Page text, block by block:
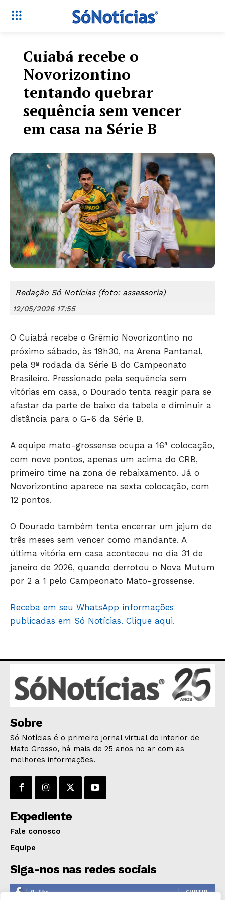
Só Notícias
HOME
POLÍTICA
ESPORTES
OPINIÃO
GERAL
ÚLTIMAS NOTÍCIAS
Cuiabá recebe o
Novorizontino
tentando quebrar
sequência sem vencer
em casa na Série B
Redação Só Notícias (foto: assessoria)
12/05/2026 17:55
O Cuiabá recebe o Grêmio Novorizontino no
próximo sábado, às 19h30, na Arena Pantanal,
pela 9ª rodada da Série B do Campeonato
Brasileiro. Pressionado pela sequência sem
vitórias em casa, o Dourado tenta reagir para se
afastar da parte de baixo da tabela e diminuir a
distância para o G-6 da Série B.
A equipe mato-grossense ocupa a 16ª colocação,
com nove pontos, apenas um acima do CRB,
primeiro time na zona de rebaixamento. Já o
Novorizontino aparece na sexta colocação, com
12 pontos.
O Dourado também tenta encerrar um jejum de
três meses sem vencer como mandante. A
última vitória em casa aconteceu no dia 31 de
janeiro de 2026, quando derrotou o Nova Mutum
por 2 a 1 pelo Campeonato Mato-grossense.
Receba em seu WhatsApp informações
publicadas em Só Notícias. Clique aqui.
Sobre
Só Notícias é o primeiro jornal virtual do interior de
Mato Grosso, há mais de 25 anos no ar com as
melhores informações.
Expediente
Fale conosco
Equipe
Siga-nos nas redes sociais
0 Fãs CURTIR